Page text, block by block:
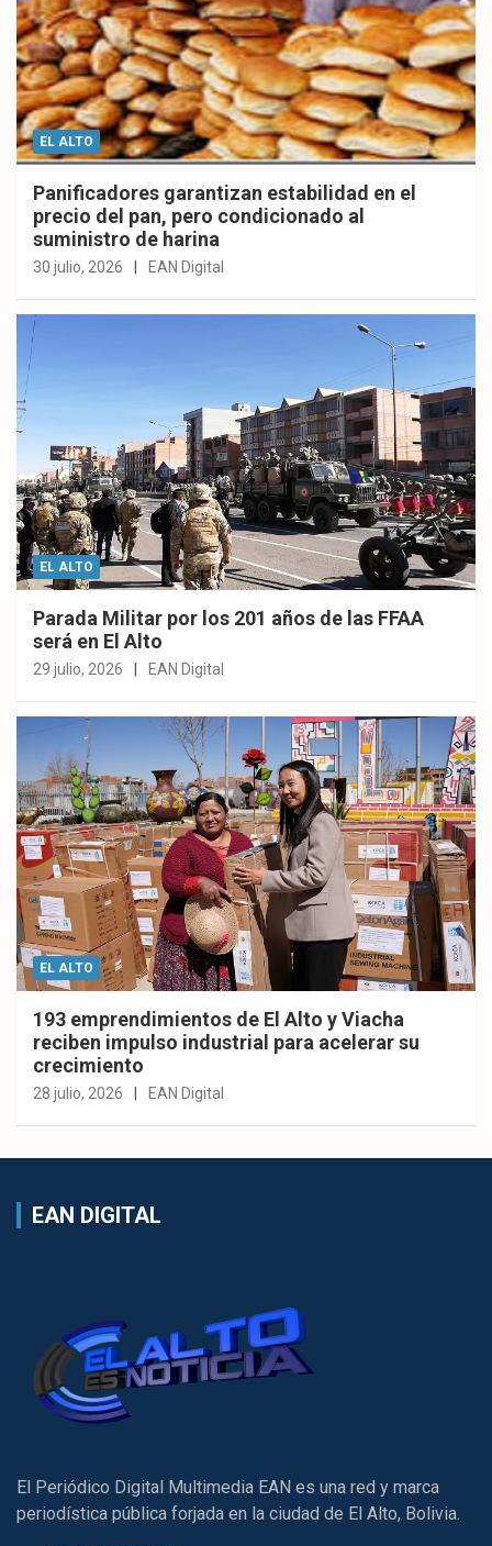
EL ALTO
Panificadores garantizan estabilidad en el
precio del pan, pero condicionado al
suministro de harina
30 julio, 2026 EAN Digital
EL ALTO
Parada Militar por los 201 años de las FFAA
será en El Alto
29 julio, 2026 EAN Digital
EL ALTO
193 emprendimientos de El Alto y Viacha
reciben impulso industrial para acelerar su
crecimiento
28 julio, 2026 EAN Digital
EAN DIGITAL
El Periódico Digital Multimedia EAN es una red y marca
periodística pública forjada en la ciudad de El Alto, Bolivia.